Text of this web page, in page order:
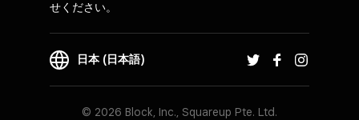
せください。
日本 (日本語)
© 2026 Block, Inc., Squareup Pte. Ltd.